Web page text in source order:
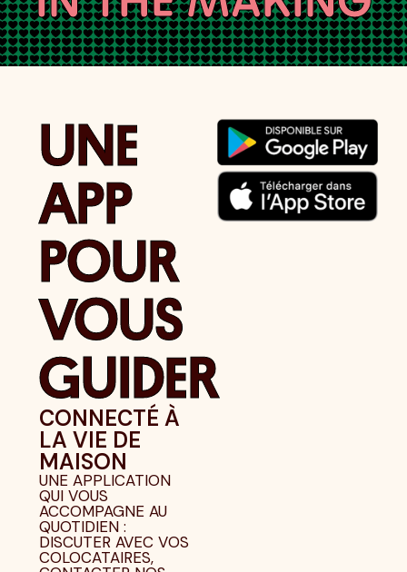
UNE
APP
POUR
VOUS
GUIDER
CONNECTÉ À
LA VIE DE
MAISON
UNE APPLICATION
QUI VOUS
ACCOMPAGNE AU
QUOTIDIEN :
DISCUTER AVEC VOS
COLOCATAIRES,